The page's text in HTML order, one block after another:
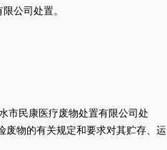
公司处置。
市民康医疗废物处置有限公司处
废物的有关规定和要求对其贮存、运